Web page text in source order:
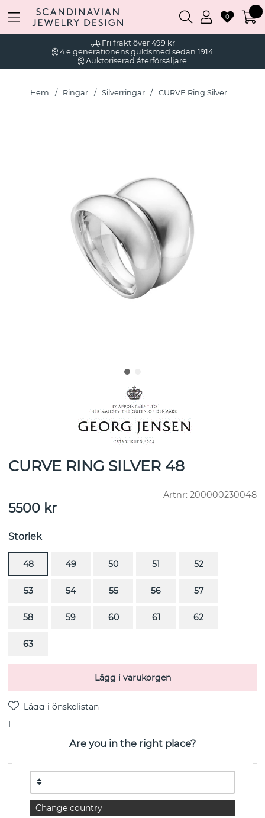
Fri frakt över 499 kr
4:e generationens guldsmed sedan 1914
Auktoriserad återförsäljare
0
Hem Ringar Silverringar CURVE Ring Silver
CURVE RING SILVER 48
Artnr: 200000230048
5500 kr
Storlek
48 49 50 51 52
53 54 55 56 57
58 59 60 61 62
63
Lägg i varukorgen
Leverans:
PRODUKTBESKRIVNING
CURVE är en ring i sterlingsilver från danska Georg
Jensen
Are you in the right place?
Change country